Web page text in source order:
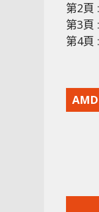
第2頁
第3頁
第4頁
AMD